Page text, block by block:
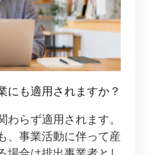
にも適用されますか？
わらず適用されます。
、事業活動に伴って産